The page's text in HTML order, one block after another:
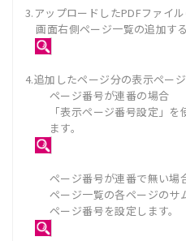
3.アップロードしたPDFファイ
画面右側ページ一覧の追加す
4.追加したページ分の表示ページ
ページ番号が連番の場合
「表示ページ番号設定」
ます。
ページ番号が連番で無い場
ページ一覧の各ページのサ
ページ番号を設定します。